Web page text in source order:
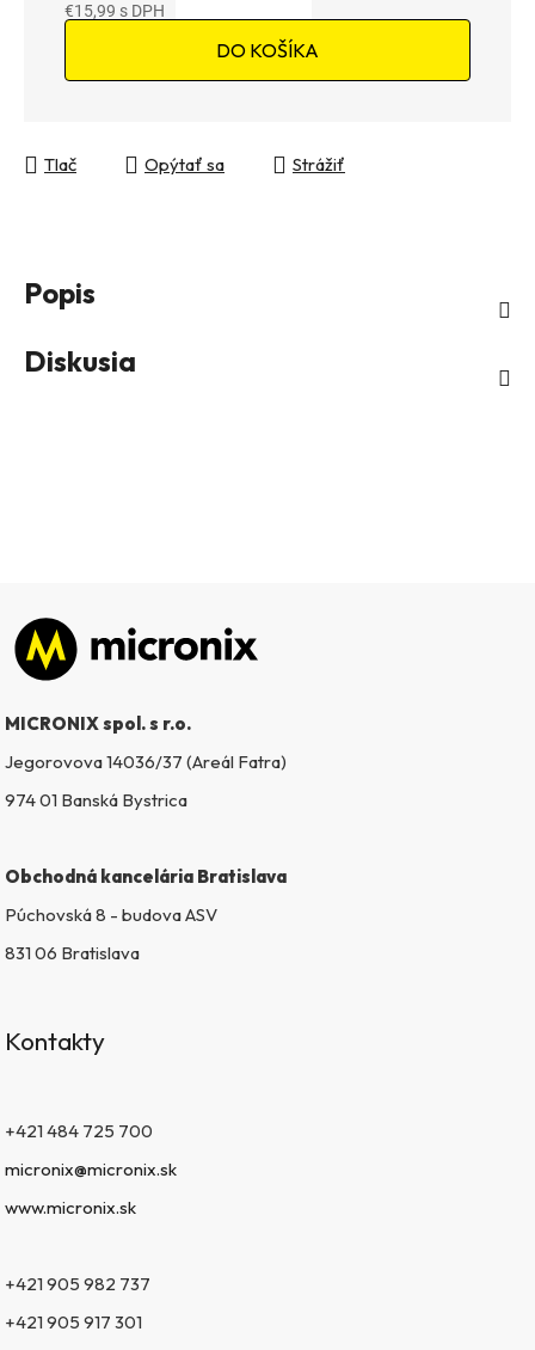
€15,99
DO KOŠÍKA
Tlač Opýtať sa Strážiť
Popis
Diskusia
Zápätie
MICRONIX spol. s r.o.
Jegorovova 14036/37 (Areál Fatra)
974 01 Banská Bystrica
Obchodná kancelária Bratislava
Púchovská 8 - budova ASV
831 06 Bratislava
Kontakty
+421 484 725 700
micronix@micronix.sk
www.micronix.sk
+421 905 982 737
+421 905 917 301